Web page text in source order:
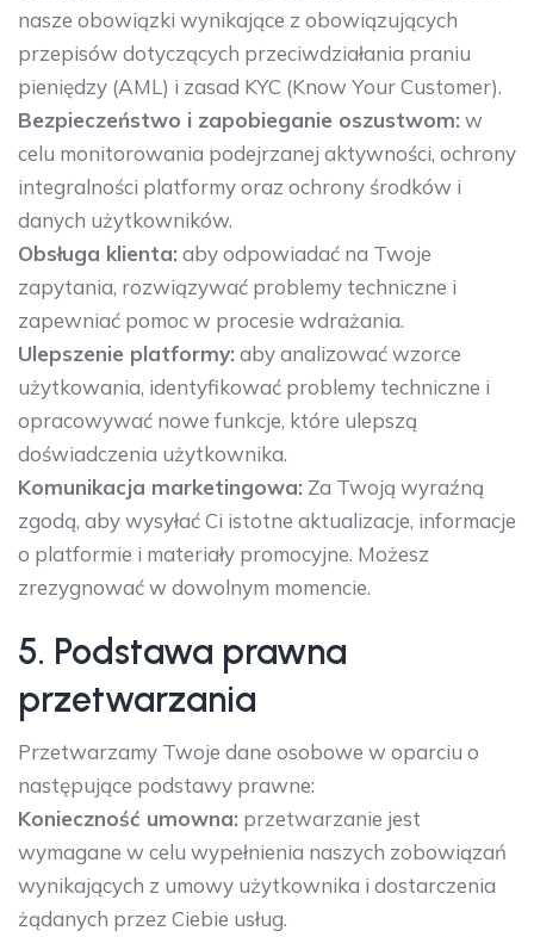
nasze obowiązki wynikające z obowiązujących
przepisów dotyczących przeciwdziałania praniu
pieniędzy (AML) i zasad KYC (Know Your Customer).
Bezpieczeństwo i zapobieganie oszustwom: w
celu monitorowania podejrzanej aktywności, ochrony
integralności platformy oraz ochrony środków i
danych użytkowników.
Obsługa klienta: aby odpowiadać na Twoje
zapytania, rozwiązywać problemy techniczne i
zapewniać pomoc w procesie wdrażania.
Ulepszenie platformy: aby analizować wzorce
użytkowania, identyfikować problemy techniczne i
opracowywać nowe funkcje, które ulepszą
doświadczenia użytkownika.
Komunikacja marketingowa: Za Twoją wyraźną
zgodą, aby wysyłać Ci istotne aktualizacje, informacje
o platformie i materiały promocyjne. Możesz
zrezygnować w dowolnym momencie.
5. Podstawa prawna
przetwarzania
Przetwarzamy Twoje dane osobowe w oparciu o
następujące podstawy prawne:
Konieczność umowna: przetwarzanie jest
wymagane w celu wypełnienia naszych zobowiązań
wynikających z umowy użytkownika i dostarczenia
żądanych przez Ciebie usług.